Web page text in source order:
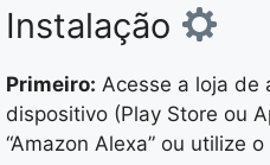
Instalação
Primeiro: Acesse a loja de
dispositivo (Play Store ou
“Amazon Alexa” ou utilize